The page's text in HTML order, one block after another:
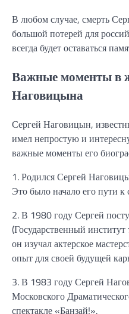
В любом случае, смерть
большой потерей для
всегда будет оставаться
Важные моменты в
Наговицына
Сергей Наговицын,
имел непростую и
важные моменты его
1. Родился Сергей
Это было начало его пути
2. В 1980 году Сергей
(Государственный институт
он изучал актерское
опыт для своей будущей
3. В 1983 году Сергей
Московского
спектакле «Банзай!».